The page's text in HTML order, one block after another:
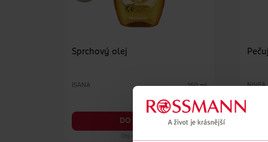
Sprchový olej
ISANA 250 ml
59.90 Kč
DO KOŠÍKU
NIVEA